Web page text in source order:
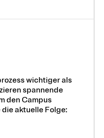
wichtiger als
spannende
den Campus
aktuelle Folge: